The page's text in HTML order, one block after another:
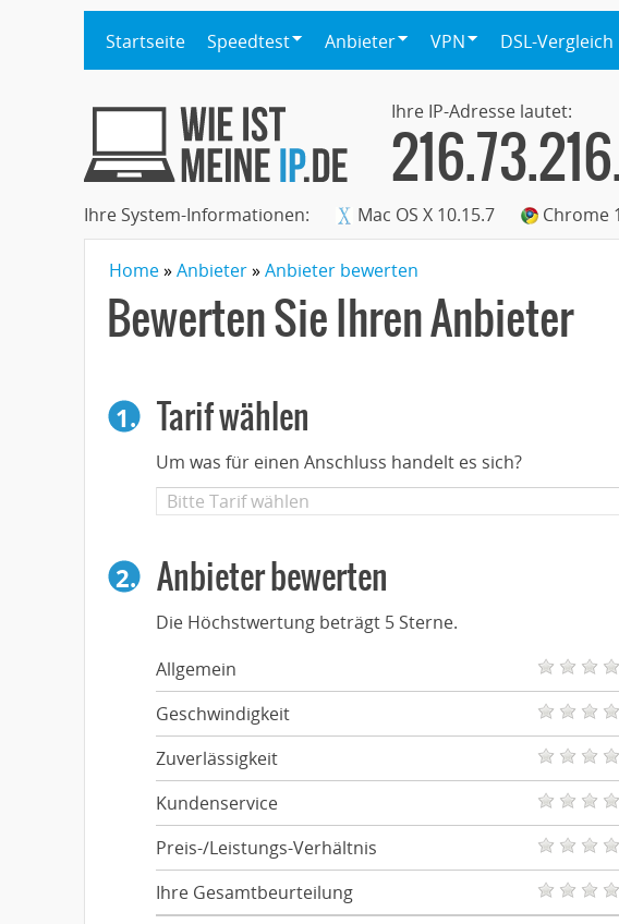
Startseite Speedtest Anbieter VPN DSL-Vergleich
Ihre IP-Adresse lautet:
Ihre System-Informationen: Mac OS X 10.15.7 Chrome
Home Anbieter Anbieter bewerten
Bewerten Sie Ihren Anbieter
1. Tarif wählen
Um was für einen Anschluss handelt es sich?
2. Anbieter bewerten
Die Höchstwertung beträgt 5 Sterne.
Allgemein
Geschwindigkeit
Zuverlässigkeit
Kundenservice
Preis-/Leistungs-Verhältnis
Ihre Gesamtbeurteilung